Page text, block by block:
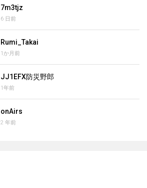
7m3tjz
6 日前
Rumi_Takai
1か月前
JJ1EFX防災野郎
1年前
onAirs
2 年前